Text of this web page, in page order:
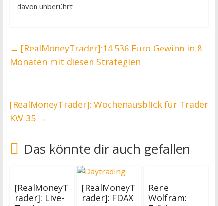
davon unberührt
← [RealMoneyTrader]:14.536 Euro Gewinn in 8
Monaten mit diesen Strategien
[RealMoneyTrader]: Wochenausblick für Trader
KW 35 →
Das könnte dir auch gefallen
[RealMoneyT
rader]: Live-
[RealMoneyT
rader]: FDAX
Rene
Wolfram: